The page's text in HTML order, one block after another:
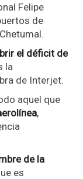
Felipe
de
el déficit de
la
de Interjet.
aquel que
,
de la
es